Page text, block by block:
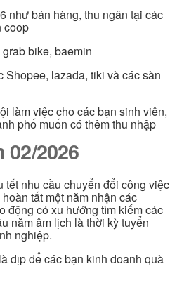
như bán hàng, thu ngân tại các
coop
bike, baemin
lazada, tiki và các sàn
làm việc cho các bạn sinh viên,
phố muốn có thêm thu nhập
2026
tết nhu cầu chuyển đổi công việc
tất một năm nhận các
động có xu hướng tìm kiếm các
năm âm lịch là thời kỳ tuyển
nghiệp.
dịp để các bạn kinh doanh quà